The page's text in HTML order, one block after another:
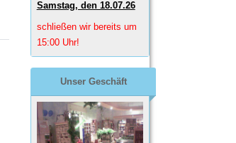
Samstag, den 18.07.26
schließen wir bereits um
15:00 Uhr!
Unser Geschäft